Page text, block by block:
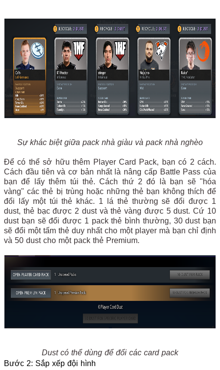
Sự khác biệt giữa pack nhà giàu và pack nhà nghèo
Để có thể sở hữu thêm Player Card Pack, bạn có 2 cách.
Cách đầu tiên và cơ bản nhất là nâng cấp Battle Pass của
bạn để lấy thêm túi thẻ. Cách thứ 2 đó là bạn sẽ "hóa
vàng" các thẻ bị trùng hoặc những thẻ bạn không thích để
đổi lấy một túi thẻ khác. 1 lá thẻ thường sẽ đổi được 1
dust, thẻ bạc được 2 dust và thẻ vàng được 5 dust. Cứ 10
dust bạn sẽ đổi được 1 pack thẻ bình thường, 30 dust bạn
sẽ đổi một tấm thẻ duy nhất cho một player mà bạn chỉ định
và 50 dust cho một pack thẻ Premium.
Dust có thể dùng để đổi các card pack
Bước 2: Sắp xếp đội hình